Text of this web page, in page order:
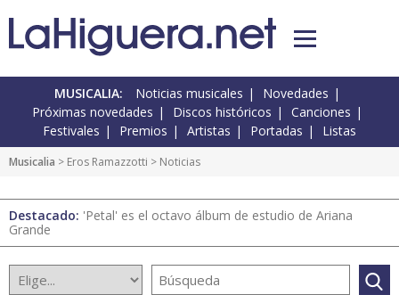
MUSICALIA: Noticias musicales
Novedades
Próximas novedades
Discos históricos
Canciones
Festivales
Premios Artistas Portadas Listas
Musicalia > Eros Ramazzotti > Noticias
Destacado: 'Petal' es el octavo álbum de estudio de Ariana
Grande